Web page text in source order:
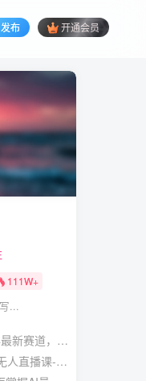
发布 开通会员
现玩法，感
手机电脑
￥ 5.9 58
2026闲鱼
长期稳定
短剧创
教
女配短
闭门课｜商
・内容创
核心概念
111W+
...
变现两不误
技术，搭建自动化直播变现体系